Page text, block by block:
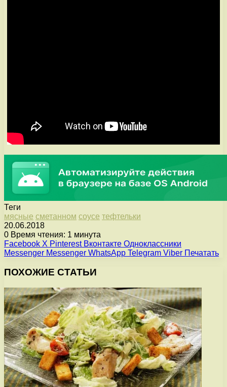
Теги
мясные сметанном соусе тефтельки
20.06.2018
0 Время чтения: 1 минута
Facebook X Pinterest Вконтакте Одноклассники
Messenger Messenger WhatsApp Telegram Viber Печатать
ПОХОЖИЕ СТАТЬИ